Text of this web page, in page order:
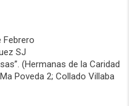
Febrero
SJ
(Hermanas de la Caridad
Poveda 2; Collado Villaba